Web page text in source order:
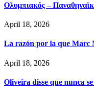
Ολυμπιακός –
April 18, 2026
La razón por la que Marc
April 18, 2026
Oliveira disse que nunca